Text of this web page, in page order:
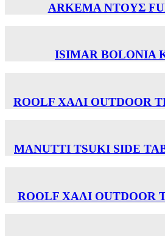
ARKEMA ΝΤΟΥΣ
ISIMAR
ROOLF ΧΑΛΙ OUTDOOR
MANUTTI TSUKI SIDE
ROOLF ΧΑΛΙ OUTDOOR